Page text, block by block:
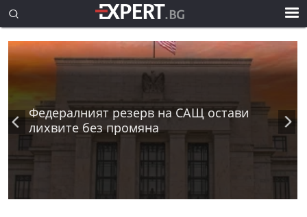
Федералният резерв на САЩ остави
лихвите без промяна